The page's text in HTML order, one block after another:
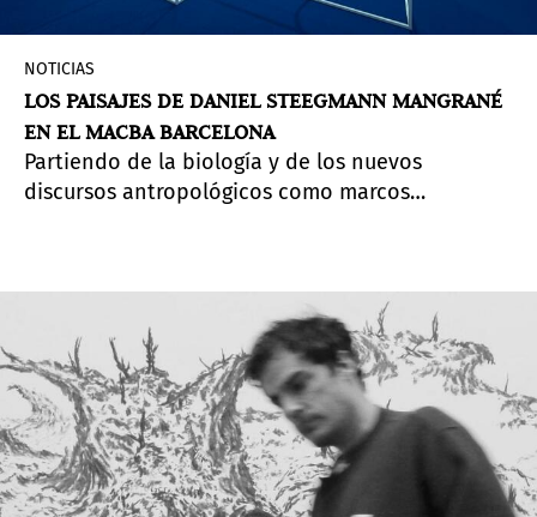
NOTICIAS
LOS PAISAJES DE DANIEL STEEGMANN MANGRANÉ
EN EL MACBA BARCELONA
Partiendo de la biología y de los nuevos
discursos antropológicos como marcos
(Una hoja da forma al ojo),
propone una visión holística del mundo en la
que no hay distinción entre el ser humano y su
entorno, y donde las relaciones entre todos los
elementos están en constante cambio.